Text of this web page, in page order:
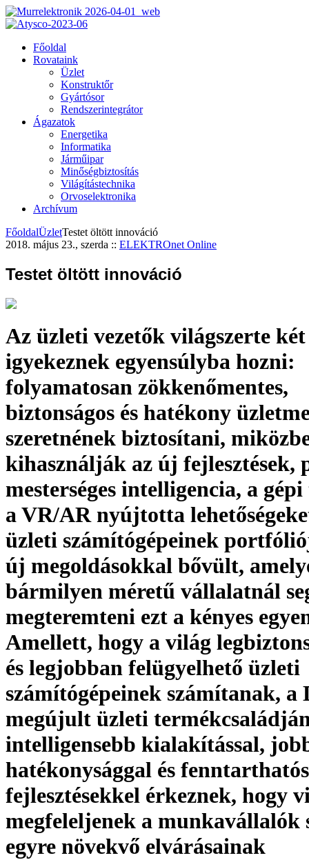
Főoldal
Rovataink
Üzlet
Konstruktőr
Gyártósor
Rendszerintegrátor
Ágazatok
Energetika
Informatika
Járműipar
Minőségbiztosítás
Világítástechnika
Orvoselektronika
Archívum
FőoldalÜzletTestet öltött innováció
2018. május 23., szerda :: ELEKTROnet Online
Testet öltött innováció
Az üzleti vezetők világszerte
igyekeznek egyensúlyba hozni:
folyamatosan zökkenőmentes,
biztonságos és hatékony
szeretnének biztosítani,
kihasználják az új fejlesztések,
mesterséges intelligencia, a gépi
a VR/AR nyújtotta
üzleti számítógépeinek
új megoldásokkal bővült,
bármilyen méretű vállalatnál
megteremteni ezt a kényes
Amellett, hogy a világ
és legjobban felügyelhető üzleti
számítógépeinek számítanak, a
megújult üzleti
intelligensebb kialakítással,
hatékonysággal és
fejlesztésekkel érkeznek, hogy
megfeleljenek a munkavállalók
egyre növekvő elvárásainak